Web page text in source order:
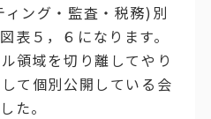
ング・監査・税務)別
表５，６になります。
領域を切り離してやり
て個別公開している会
た。